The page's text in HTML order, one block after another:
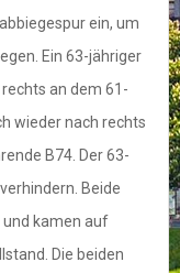
ein, um
Ein 63-jähriger
an dem 61-
wieder nach rechts
B74. Der 63-
Beide
und kamen auf
Die beiden